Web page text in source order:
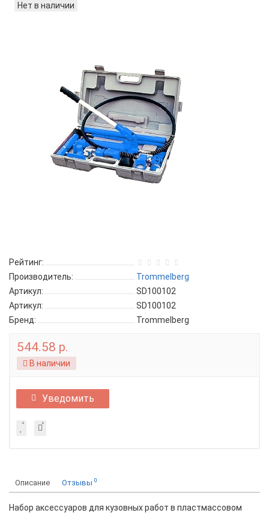
Нет в наличии
Рейтинг:
Производитель:
Trommelberg
Артикул:
SD100102
Артикул:
SD100102
Бренд:
Trommelberg
544.58 р.
В наличии
Уведомить
Описание Отзывы 0
Набор аксессуаров для кузовных работ в пластмассовом